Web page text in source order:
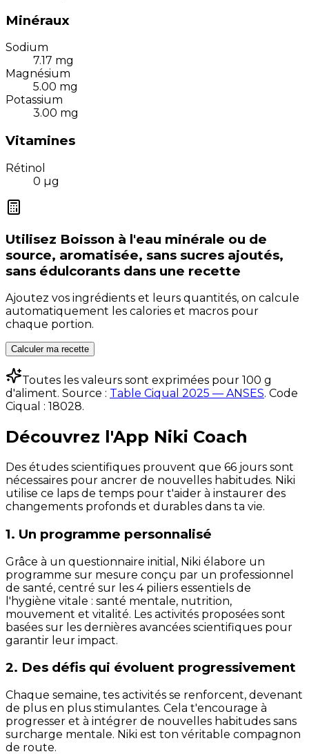
Minéraux
Sodium
7.17 mg
Magnésium
5.00 mg
Potassium
3.00 mg
Vitamines
Rétinol
0 µg
Utilisez Boisson à l'eau minérale ou de
source, aromatisée, sans sucres ajoutés,
sans édulcorants dans une recette
Ajoutez vos ingrédients et leurs quantités, on calcule
automatiquement les calories et macros pour
chaque portion.
Calculer ma recette
Toutes les valeurs sont exprimées pour 100 g
d'aliment. Source : Table Ciqual 2025 — ANSES. Code
Ciqual : 18028.
Découvrez l'App Niki Coach
Des études scientifiques prouvent que 66 jours sont
nécessaires pour ancrer de nouvelles habitudes. Niki
utilise ce laps de temps pour t'aider à instaurer des
changements profonds et durables dans ta vie.
1. Un programme personnalisé
Grâce à un questionnaire initial, Niki élabore un
programme sur mesure conçu par un professionnel
de santé, centré sur les 4 piliers essentiels de
l'hygiène vitale : santé mentale, nutrition,
mouvement et vitalité. Les activités proposées sont
basées sur les dernières avancées scientifiques pour
garantir leur impact.
2. Des défis qui évoluent progressivement
Chaque semaine, tes activités se renforcent, devenant
de plus en plus stimulantes. Cela t'encourage à
progresser et à intégrer de nouvelles habitudes sans
surcharge mentale. Niki est ton véritable compagnon
de route.